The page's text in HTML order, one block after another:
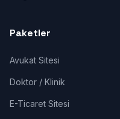
Paketler
Avukat Sitesi
Doktor / Klinik
E-Ticaret Sitesi